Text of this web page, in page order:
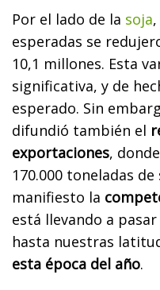
Por el lado de la soja
esperadas se
10,1 millones. Esta
significativa, y de
esperado. Sin
difundió también el
exportaciones,
170.000 toneladas
manifiesto la
está llevando a pasar
hasta nuestras
esta época del año.